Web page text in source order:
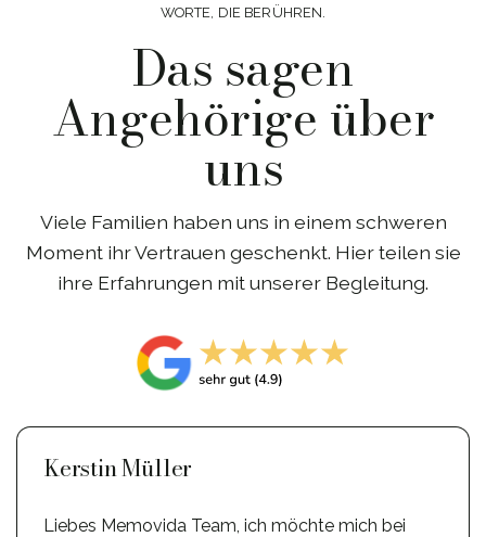
WORTE, DIE BERÜHREN.
Das sagen
Angehörige über
uns
Viele Familien haben uns in einem schweren
Moment ihr Vertrauen geschenkt. Hier teilen sie
ihre Erfahrungen mit unserer Begleitung.
Kerstin Müller
Liebes Memovida Team, ich möchte mich bei